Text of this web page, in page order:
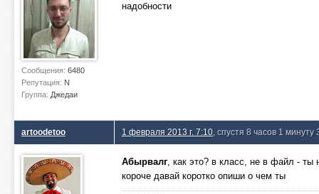
Сообщения: 6480
Репутация: N
Группа: Джедаи
надобности
artoodetoo 1 февраля 2013 г. 7:10 , спустя 8 часов 1 минуту
Абырвалг, как это? в класс, не в файл - ты
короче давай коротко опиши о чем ты